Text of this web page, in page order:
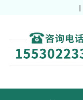
|